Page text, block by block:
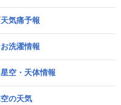
天気痛予報
お洗濯情報
星空・天体情報
空の天気